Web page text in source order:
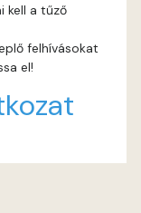
kell a tűző
felhívásokat
el!